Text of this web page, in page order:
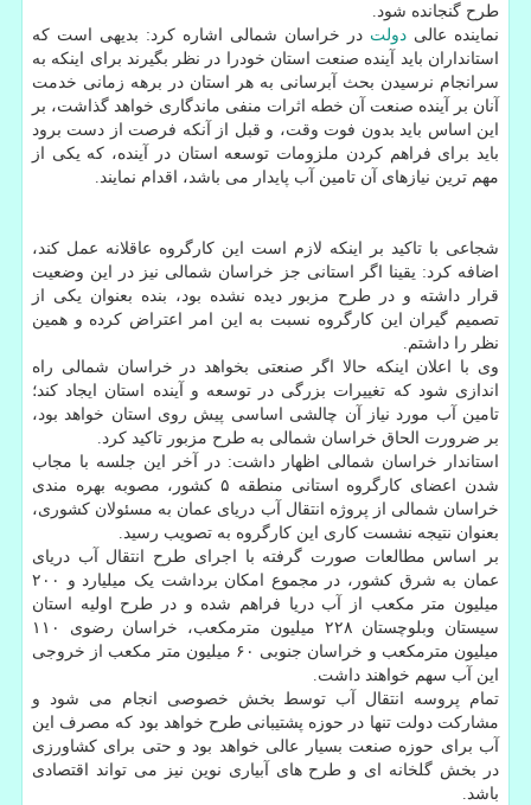
طرح گنجانده شود.
نماینده عالی دولت در خراسان شمالی اشاره کرد: بدیهی است که
استانداران باید آینده صنعت استان خودرا در نظر بگیرند برای اینکه به
سرانجام نرسیدن بحث آبرسانی به هر استان در برهه زمانی خدمت
آنان بر آینده صنعت آن خطه اثرات منفی ماندگاری خواهد گذاشت، بر
این اساس باید بدون فوت وقت، و قبل از آنکه فرصت از دست برود
باید برای فراهم کردن ملزومات توسعه استان در آینده، که یکی از
مهم ترین نیازهای آن تامین آب پایدار می باشد، اقدام نمایند.
شجاعی با تاکید بر اینکه لازم است این کارگروه عاقلانه عمل کند،
اضافه کرد: یقینا اگر استانی جز خراسان شمالی نیز در این وضعیت
قرار داشته و در طرح مزبور دیده نشده بود، بنده بعنوان یکی از
تصمیم گیران این کارگروه نسبت به این امر اعتراض کرده و همین
نظر را داشتم.
وی با اعلان اینکه حالا اگر صنعتی بخواهد در خراسان شمالی راه
اندازی شود که تغییرات بزرگی در توسعه و آینده استان ایجاد کند؛
تامین آب مورد نیاز آن چالشی اساسی پیش روی استان خواهد بود،
بر ضرورت الحاق خراسان شمالی به طرح مزبور تاکید کرد.
استاندار خراسان شمالی اظهار داشت: در آخر این جلسه با مجاب
شدن اعضای کارگروه استانی منطقه ۵ کشور، مصوبه بهره مندی
خراسان شمالی از پروژه انتقال آب دریای عمان به مسئولان کشوری،
بعنوان نتیجه نشست کاری این کارگروه به تصویب رسید.
بر اساس مطالعات صورت گرفته با اجرای طرح انتقال آب دریای
عمان به شرق کشور، در مجموع امکان برداشت یک میلیارد و ۲۰۰
میلیون متر مکعب از آب دریا فراهم شده و در طرح اولیه استان
سیستان وبلوچستان ۲۲۸ میلیون مترمکعب، خراسان رضوی ۱۱۰
میلیون مترمکعب و خراسان جنوبی ۶۰ میلیون متر مکعب از خروجی
این آب سهم خواهند داشت.
تمام پروسه انتقال آب توسط بخش خصوصی انجام می شود و
مشارکت دولت تنها در حوزه پشتیبانی طرح خواهد بود که مصرف این
آب برای حوزه صنعت بسیار عالی خواهد بود و حتی برای کشاورزی
در بخش گلخانه ای و طرح های آبیاری نوین نیز می تواند اقتصادی
باشد.